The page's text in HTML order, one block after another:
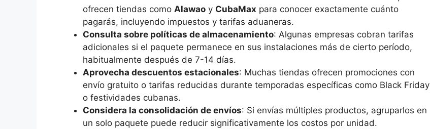
ofrecen tiendas como Alawao y CubaMax para conocer exactamente cuánto
pagarás, incluyendo impuestos y tarifas aduaneras.
Consulta sobre políticas de almacenamiento: Algunas empresas cobran tarifas
adicionales si el paquete permanece en sus instalaciones más de cierto período,
habitualmente después de 7-14 días.
Aprovecha descuentos estacionales: Muchas tiendas ofrecen promociones con
envío gratuito o tarifas reducidas durante temporadas específicas como Black Friday
o festividades cubanas.
Considera la consolidación de envíos: Si envías múltiples productos, agruparlos en
un solo paquete puede reducir significativamente los costos por unidad.